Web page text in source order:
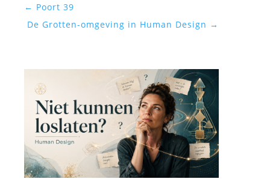
← Poort 39
De Grotten-omgeving in Human Design →